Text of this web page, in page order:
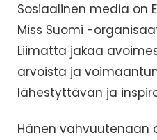
Sosiaalinen media on
Miss Suomi -
Liimatta jakaa
arvoista ja
lähestyttävän ja
Hänen vahvuutenaan